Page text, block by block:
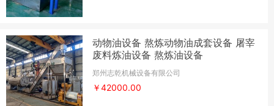
动物油设备 熬炼动物油成套设备 屠宰
废料炼油设备 熬炼油设备
郑州志乾机械设备有限公司
￥42000.00